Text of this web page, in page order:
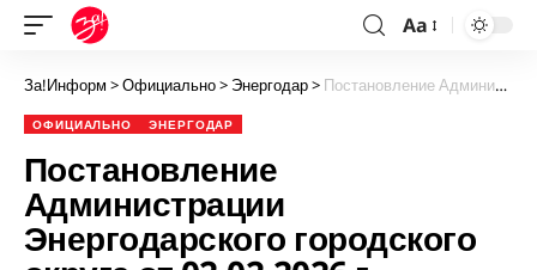
Aa
За!Информ >Официально> Энергодар> Постановление Администрации Энергодарского городского округа от 02.02.2026 г.
ОФИЦИАЛЬНО ЭНЕРГОДАР
Постановление
Администрации
Энергодарского городского